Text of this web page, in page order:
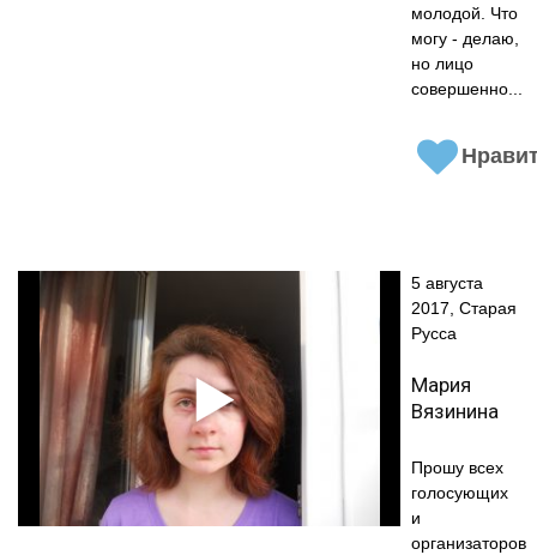
молодой. Что
могу - делаю,
но лицо
совершенно...
5 августа
2017, Старая
Русса
Мария
Вязинина
Прошу всех
голосующих
и
организаторов